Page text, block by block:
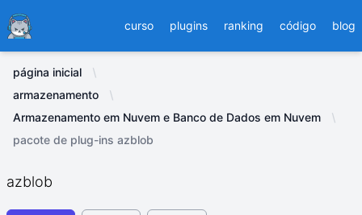
Ducafecat curso plugins ranking código blog
página inicial
armazenamento
Armazenamento em Nuvem e Banco de Dados em Nuvem
pacote de plug-ins azblob
azblob